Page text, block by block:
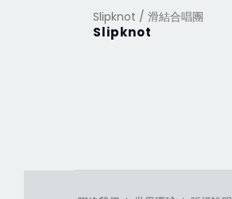
Slipknot / 滑結合唱團
Slipknot